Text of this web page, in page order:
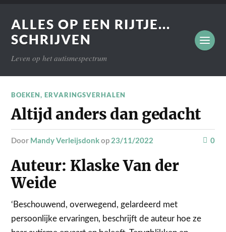
ALLES OP EEN RIJTJE...
SCHRIJVEN
Leven op het autismespectrum
BOEKEN,ERVARINGSVERHALEN
Altijd anders dan gedacht
door Mandy Verleijsdonkop 23/11/2022 0
Auteur: Klaske Van der
Weide
‘Beschouwend, overwegend, gelardeerd met
persoonlijke ervaringen, beschrijft de auteur hoe ze